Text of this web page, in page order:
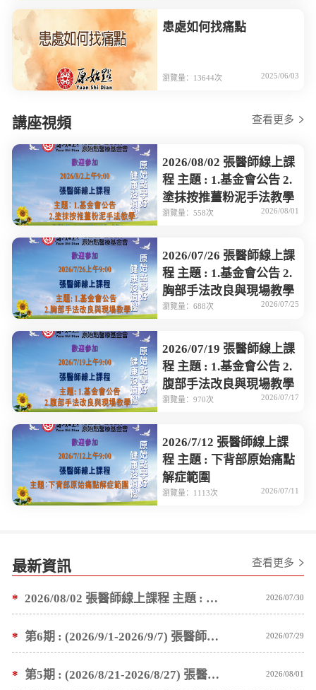
患處如何找痛點
瀏覽量：13644次 2025/06/03
講座視頻 查看更多
2026/08/02 張醫師線上課
程 主題 : 1.基金會公告 2.
塗抹按推薑粉泥手法教學
瀏覽量：558次 2026/08/01
2026/07/26 張醫師線上課
程 主題 : 1.基金會公告 2.
胸部手法改良與現場教學
瀏覽量：688次 2026/07/25
2026/07/19 張醫師線上課
程 主題 : 1.基金會公告 2.
腹部手法改良與現場教學
瀏覽量：970次 2026/07/17
2026/7/12 張醫師線上課
程 主題 : 下背部原始痛點
解症範圍
瀏覽量：1113次 2026/07/11
最新資訊 查看更多
* 2026/08/02 張醫師線上課程 主題 : 1.基金會公告 2.塗抹按推薑粉泥手法教學 2026/07/30
* 第6期 : (2026/9/1-2026/9/7) 張醫師親自培訓手法 廣州基礎班7 天錄取名單公告 2026/07/29
* 第5期 : (2026/8/21-2026/8/27) 張醫師親自培訓手法 廣州基礎班7 天錄取名單公告 2026/08/01